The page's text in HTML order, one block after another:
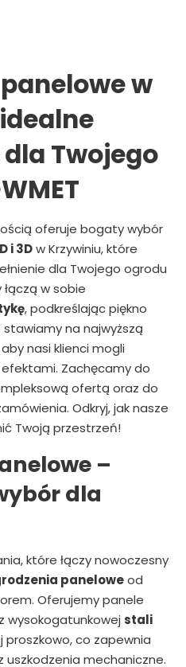
w
Twojego
oferuje bogaty wybór
i 3Dw Krzywiniu, które
dla Twojego ogrodu
łączą w sobie
, podkreślając piękno
stawiamy na najwyższą
nasi klienci mogli
efektami. Zachęcamy do
ofertą oraz do
Odkryj, jak nasze
Twoją przestrzeń!
–
dla
które łączy nowoczesny
paneloweod
Oferujemy panele
wysokogatunkowej stali
proszkowo, co zapewnia
uszkodzenia mechaniczne.